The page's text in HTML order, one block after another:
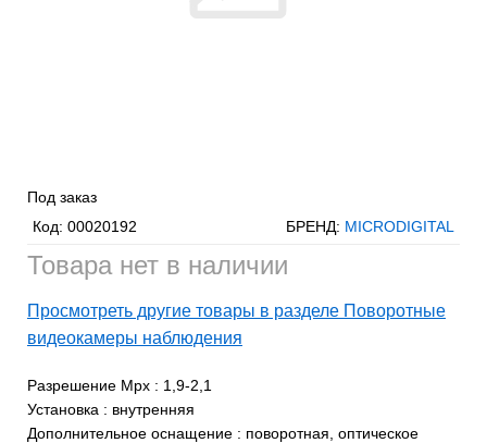
Под заказ
Код: 00020192 БРЕНД: MICRODIGITAL
Товара нет в наличии
Просмотреть другие товары в разделе Поворотные
видеокамеры наблюдения
Разрешение Mpx : 1,9-2,1
Установка : внутренняя
Дополнительное оснащение : поворотная, оптическое